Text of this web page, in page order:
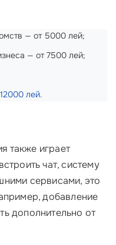
— от 5000 лей;
— от 7500 лей;
лей.
также играет
чат, систему
сервисами, это
добавление
дополнительно от